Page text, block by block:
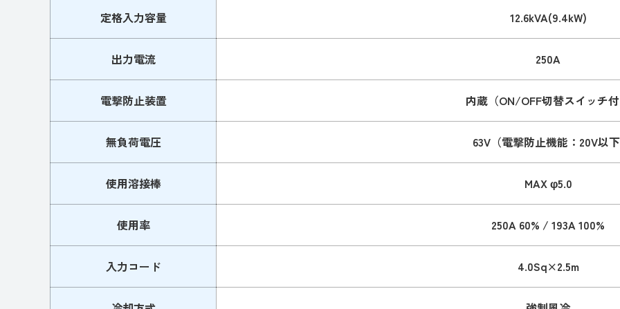
定格入力容量 12.6kVA(9.4kW)
出力電流 250A
電撃防止装置 内蔵（ON/OFF切替スイッチ
無負荷電圧 63V（電撃防止機能：20V以
使用溶接棒 MAX φ5.0
使用率 250A 60% / 193A 100%
入力コード 4.0Sq×2.5m